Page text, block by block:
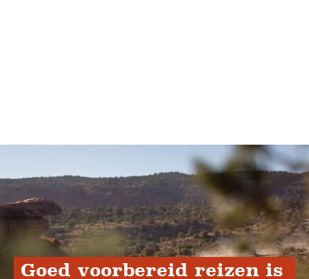
Goed voorbereid reizen is